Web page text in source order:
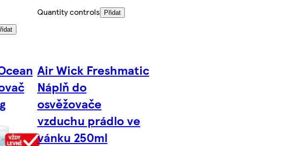
Quantity controls
Přidat
Air Wick Freshmatic
Náplň do
osvěžovače
vzduchu prádlo ve
vánku 250ml